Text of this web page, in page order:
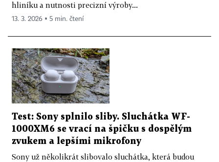
hliníku a nutnosti precizní výroby...
13. 3. 2026 ▪ 5 min. čtení
Test: Sony splnilo sliby. Sluchátka WF-
1000XM6 se vrací na špičku s dospělým
zvukem a lepšími mikrofony
Sony už několikrát slibovalo sluchátka, která budou